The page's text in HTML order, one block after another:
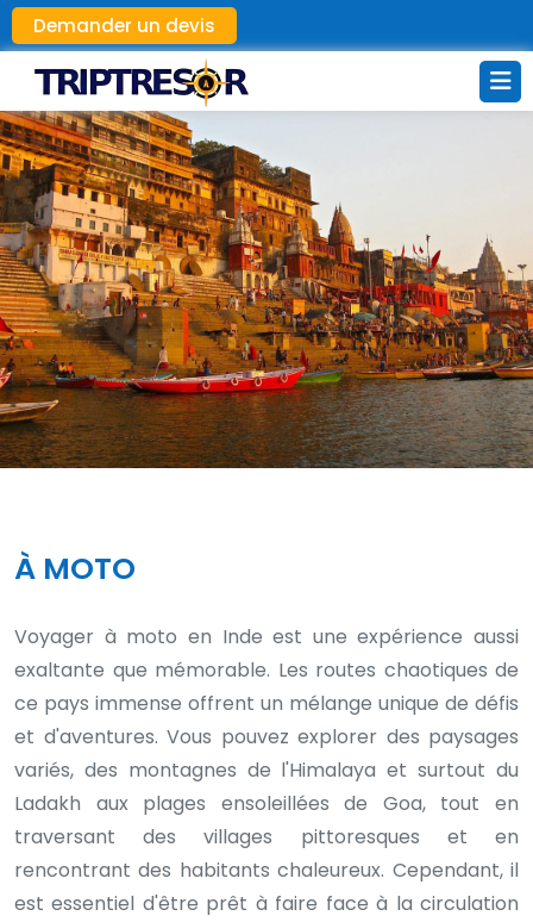
Demander un devis
À MOTO
Voyager à moto en Inde est une expérience aussi
exaltante que mémorable. Les routes chaotiques de
ce pays immense offrent un mélange unique de défis
et d'aventures. Vous pouvez explorer des paysages
variés, des montagnes de l'Himalaya et surtout du
Ladakh aux plages ensoleillées de Goa, tout en
traversant des villages pittoresques et en
rencontrant des habitants chaleureux. Cependant, il
est essentiel d'être prêt à faire face à la circulation